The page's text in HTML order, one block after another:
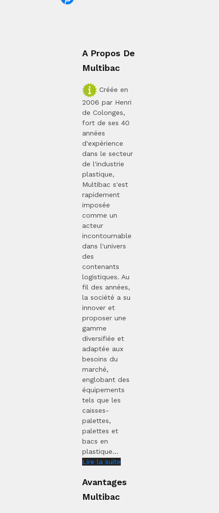
A Propos De
Multibac
Créée en
2006 par Henri
de Colonges,
fort de ses 40
années
d'expérience
dans le secteur
de l'industrie
plastique,
Multibac s'est
rapidement
imposée
comme un
acteur
incontournable
dans l'univers
des
contenants
logistiques. Au
fil des années,
la société a su
innover et
proposer une
gamme
diversifiée et
adaptée aux
besoins du
marché,
englobant des
équipements
tels que les
caisses-
palettes,
palettes et
bacs en
plastique...
Lire la suite
Avantages
Multibac